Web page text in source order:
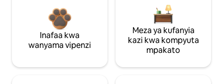
Inafaa kwa
wanyama vipenzi
Meza ya kufanyia
kazi kwa kompyuta
mpakato